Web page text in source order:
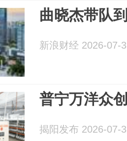
曲晓杰带队
新浪财经 2026-07-
普宁万洋众
揭阳发布 2026-07-